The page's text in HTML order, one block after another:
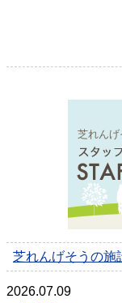
芝れんげ
芝れんげそうの施
2026.07.09